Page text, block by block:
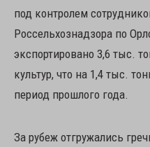
под контролем
Россельхознадзора по
экспортировано 3,6 тыс.
культур, что на 1,4 тыс.
период прошлого года.
За рубеж отгружались